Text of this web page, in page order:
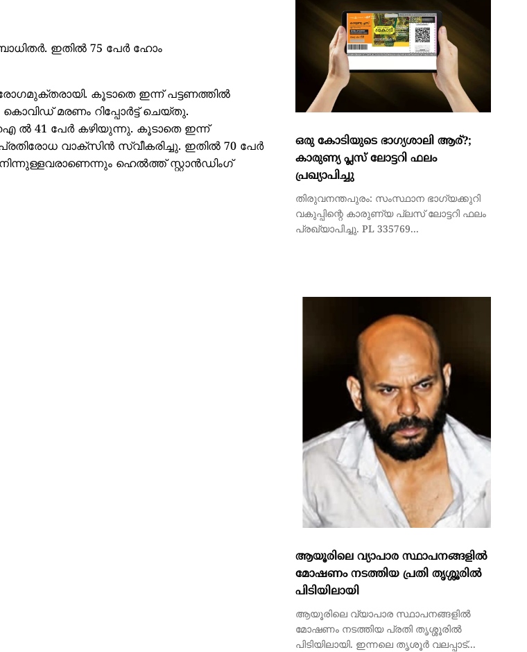
ഇതിൽ 75 പേർ ഹോം
കൂടാതെ ഇന്ന് പട്ടണത്തിൽ
മരണം റിപ്പോർട്ട് ചെയ്തു.
ൽ 41 പേർ കഴിയുന്നു. കൂടാതെ ഇന്ന്
വാക്സിൻ സ്വീകരിച്ചു. ഇതിൽ 70 പേർ
ഹെൽത്ത് സ്റ്റാൻഡിംഗ്
ഒരു കോടിയുടെ ഭാഗ്യശാലി ആര്?;
കാരുണ്യ പ്ലസ് ലോട്ടറി ഫലം
പ്രഖ്യാപിച്ചു
തിരുവനന്തപുരം: സംസ്ഥാന ഭാഗ്യക്കുറി
വകുപ്പിന്റെ കാരുണ്യ പ്ലസ് ലോട്ടറി ഫലം
പ്രഖ്യാപിച്ചു. PL 335769...
ആയൂരിലെ വ്യാപാര സ്ഥാപനങ്ങളിൽ
മോഷണം നടത്തിയ പ്രതി തൃശ്ശൂരിൽ
പിടിയിലായി
ആയൂരിലെ വ്യാപാര സ്ഥാപനങ്ങളിൽ
മോഷണം നടത്തിയ പ്രതി തൃശ്ശൂരിൽ
പിടിയിലായി. ഇന്നലെ തൃശൂർ വലപ്പാട്...